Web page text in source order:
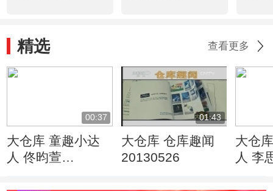
精选 查看更多
00:37
大仓库 童趣小达
人 佟昀萱
01:43
大仓库 仓库趣闻
20130526
大仓
人 李